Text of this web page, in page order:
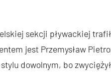
sekcji pływackiej
jest Przemysław
dowolnym, bo